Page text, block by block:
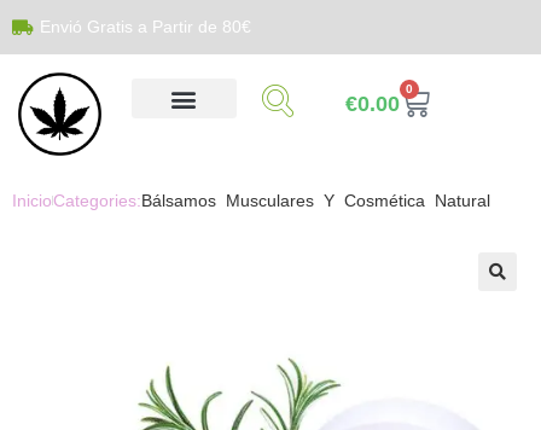
Envió Gratis a Partir de 80€
€0.00
0
InicioCategories:Bálsamos Musculares Y Cosmética Natural